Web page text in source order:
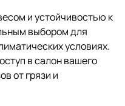
и устойчивостью к
выбором для
условиях.
в салон вашего
от грязи и